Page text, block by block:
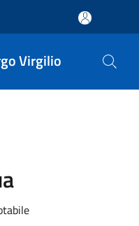
Virgilio